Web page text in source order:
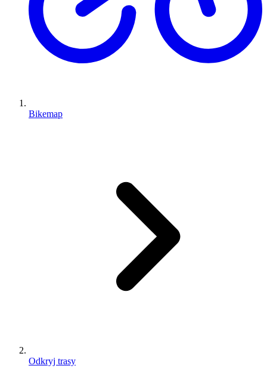
Bikemap
Odkryj trasy